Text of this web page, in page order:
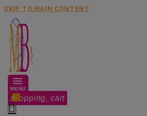
SKIP TO MAIN CONTENT
MENU
shopping_cart
0
